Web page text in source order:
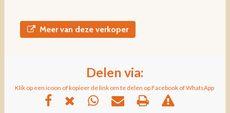
Meer van deze verkoper
Delen via:
Klik op een icoon of kopieer de link om te delen op Facebook of WhatsApp